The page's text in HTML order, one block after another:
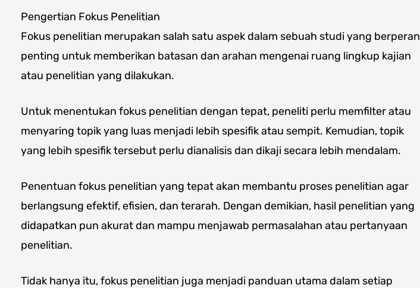
Pengertian Fokus Penelitian
Fokus penelitian merupakan salah satu aspek dalam sebuah studi yang berperan
penting untuk memberikan batasan dan arahan mengenai ruang lingkup kajian
atau penelitian yang dilakukan.
Untuk menentukan fokus penelitian dengan tepat, peneliti perlu memfilter atau
menyaring topik yang luas menjadi lebih spesifik atau sempit. Kemudian, topik
yang lebih spesifik tersebut perlu dianalisis dan dikaji secara lebih mendalam.
Penentuan fokus penelitian yang tepat akan membantu proses penelitian agar
berlangsung efektif, efisien, dan terarah. Dengan demikian, hasil penelitian yang
didapatkan pun akurat dan mampu menjawab permasalahan atau pertanyaan
penelitian.
Tidak hanya itu, fokus penelitian juga menjadi panduan utama dalam setiap